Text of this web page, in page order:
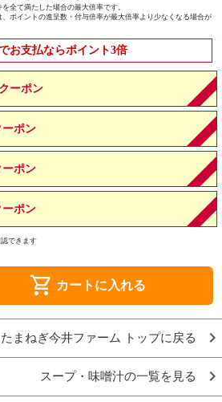
全て満たした場合の最大倍率です。
ポイントの進呈数・付与倍率が最大倍率より少なくなる場合が
お支払ならポイント3倍
ーポン
ポン
ポン
ポン
できます
shopping_cart カートに入れる
まねぎ今井ファーム トップに戻る
スープ・味噌汁の一覧を見る